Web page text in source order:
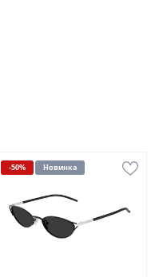
-50% Новинка